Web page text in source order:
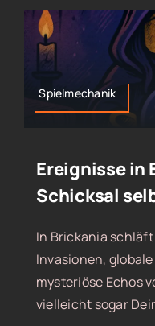
Spielmechanik
Ereignisse in
Schicksal
In Brickania
Invasionen,
mysteriöse Echos
vielleicht sogar